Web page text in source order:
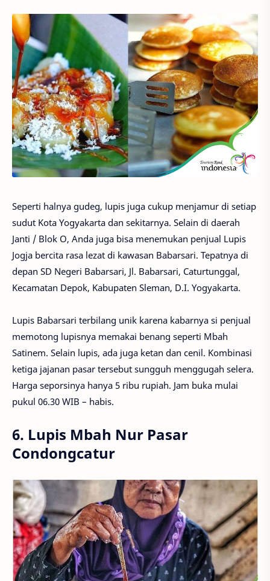
Seperti halnya gudeg, lupis juga cukup menjamur di setiap
sudut Kota Yogyakarta dan sekitarnya. Selain di daerah
Janti / Blok O, Anda juga bisa menemukan penjual Lupis
Jogja bercita rasa lezat di kawasan Babarsari. Tepatnya di
depan SD Negeri Babarsari, Jl. Babarsari, Caturtunggal,
Kecamatan Depok, Kabupaten Sleman, D.I. Yogyakarta.
Lupis Babarsari terbilang unik karena kabarnya si penjual
memotong lupisnya memakai benang seperti Mbah
Satinem. Selain lupis, ada juga ketan dan cenil. Kombinasi
ketiga jajanan pasar tersebut sungguh menggugah selera.
Harga seporsinya hanya 5 ribu rupiah. Jam buka mulai
pukul 06.30 WIB – habis.
6. Lupis Mbah Nur Pasar
Condongcatur